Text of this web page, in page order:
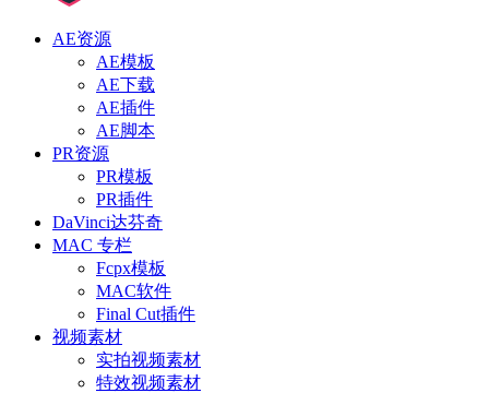
AE资源
AE模板
AE下载
AE插件
AE脚本
PR资源
PR模板
PR插件
DaVinci达芬奇
MAC 专栏
Fcpx模板
MAC软件
Final Cut插件
视频素材
实拍视频素材
特效视频素材